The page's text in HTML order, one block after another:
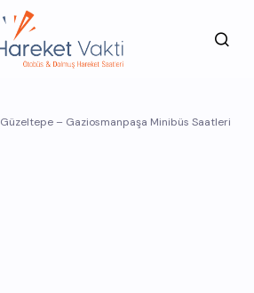
Güzeltepe – Gaziosmanpaşa Minibüs Saatleri